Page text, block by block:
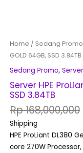
Home / Sedang Promo
GOLD 64GB, SSD 3.84TB
Sedang Promo, Server
Server HPE
SSD 3.84TB
Rp168,000,000
Shipping
HPE ProLiant DL380
core 270W